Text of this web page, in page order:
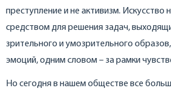
преступление и не активизм. Искусство
средством для решения задач,
зрительного и умозрительного
эмоций, одним словом – за рамки
Но сегодня в нашем обществе все